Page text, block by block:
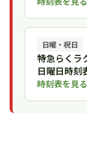
日曜・祝日
特急らくラ
日曜日時刻
時刻表を見